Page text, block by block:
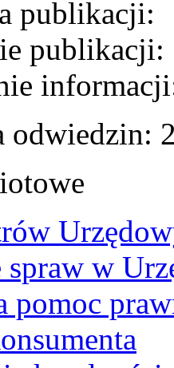
publikacji:
publikacji:
odwiedzin:
spraw w
pomoc